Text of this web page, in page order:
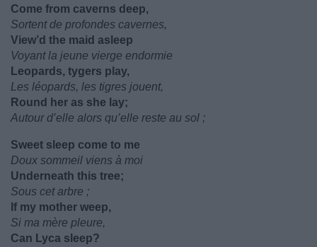
Come from caverns deep,
Sortent de profondes cavernes,
View’d the maid asleep
Voyant la jeune vierge endormie
Leopards, tygers play,
Les léopards, les tigres jouent,
Round her as she lay;
Autour d’elle alors qu’elle reste au sol ;
Sweet sleep come to me
Doux sommeil viens à moi
Underneath this tree;
Sous cet arbre ;
If my mother weep,
Si ma mère pleure,
Can Lyca sleep?